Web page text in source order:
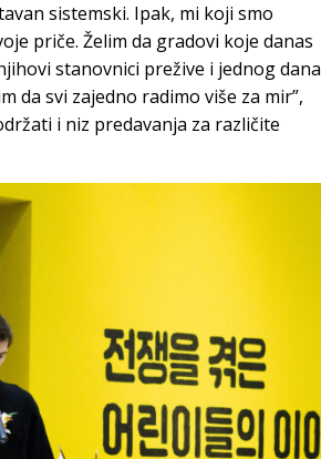
sistemski. Ipak, mi koji smo
priče. Želim da gradovi koje danas
stanovnici prežive i jednog dana
da svi zajedno radimo više za mir”,
i niz predavanja za različite